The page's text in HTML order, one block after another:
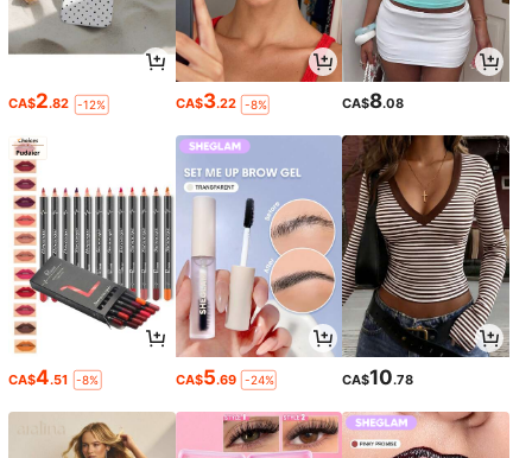
CA$2.82 -12% CA$3.22 -8% CA$8.08
CA$4.51 -8% CA$5.69 -24% CA$10.78